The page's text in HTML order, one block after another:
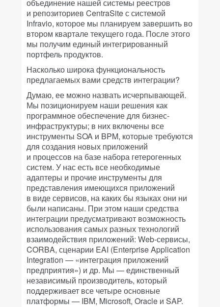
объединение нашей системы реестров
и репозиториев CentraSite с системой
Infravio, которое мы планируем завершить во
втором квартале текущего года. После этого
мы получим единый интегрированный
портфель продуктов.
Насколько широка функциональность
предлагаемых вами средств интеграции?
Думаю, ее можно назвать исчерпывающей.
Мы позиционируем наши решения как
программное обеспечение для бизнес-
инфраструктуры; в них включены все
инструменты SOA и BPM, которые требуются
для создания новых приложений
и процессов на базе набора гетерогенных
систем. У нас есть все необходимые
адаптеры и прочие инструменты для
представления имеющихся приложений
в виде сервисов, на каких бы языках они ни
были написаны. При этом наши средства
интеграции предусматривают возможность
использования самых разных технологий
взаимодействия приложений: Web-сервисы,
CORBA, сценарии EAI (Enterprise Application
Integration — «интеграция приложений
предприятия») и др. Мы — единственный
независимый производитель, который
поддерживает все четыре основные
платформы — IBM, Microsoft, Oracle и SAP.